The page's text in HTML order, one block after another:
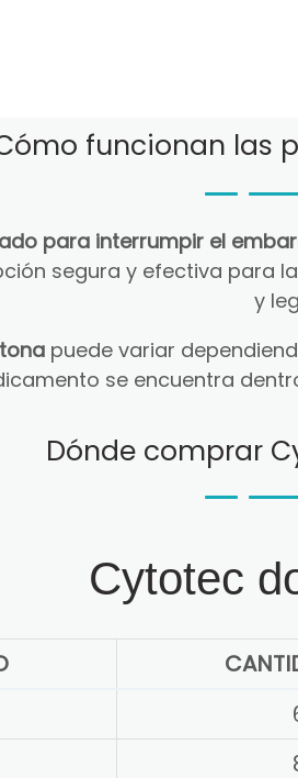
funcionan las
para interrumpir el
segura y efectiva para
y
puede variar
se encuentra
Dónde comprar
Cytotec